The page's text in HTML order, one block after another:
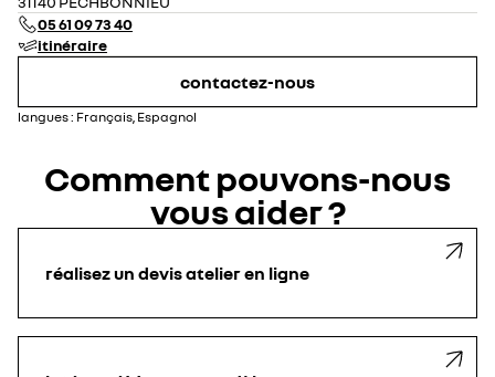
mercredi
jeudi
vendredi
05 61 09 73 40
itinéraire
contactez-nous
langues : Français, Espagnol
Comment pouvons-nous
vous aider ?
réalisez un devis atelier en ligne